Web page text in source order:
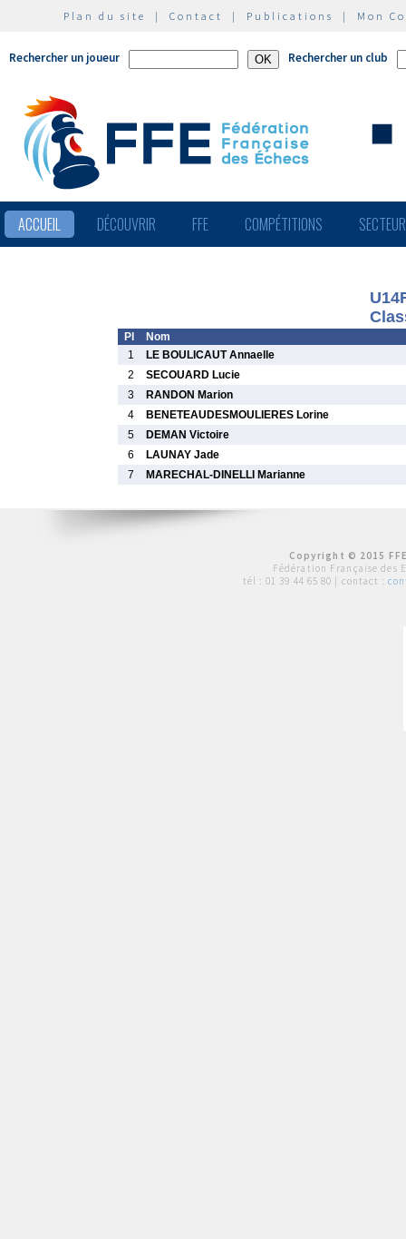
Plan du site | Contact | Publications | Mon
Rechercher un joueur Rechercher un club
ACCUEIL DÉCOUVRIR FFE COMPÉTITIONS
Pl
Nom
1
LE BOULICAUT Annaelle
2
SECOUARD Lucie
3
RANDON Marion
4
BENETEAUDESMOULIERES Lorine
5
DEMAN Victoire
6
LAUNAY Jade
7
MARECHAL-DINELLI Marianne
Copyright © 2015
Fédération Française des
tél : 01 39 44 65 80 | contact :